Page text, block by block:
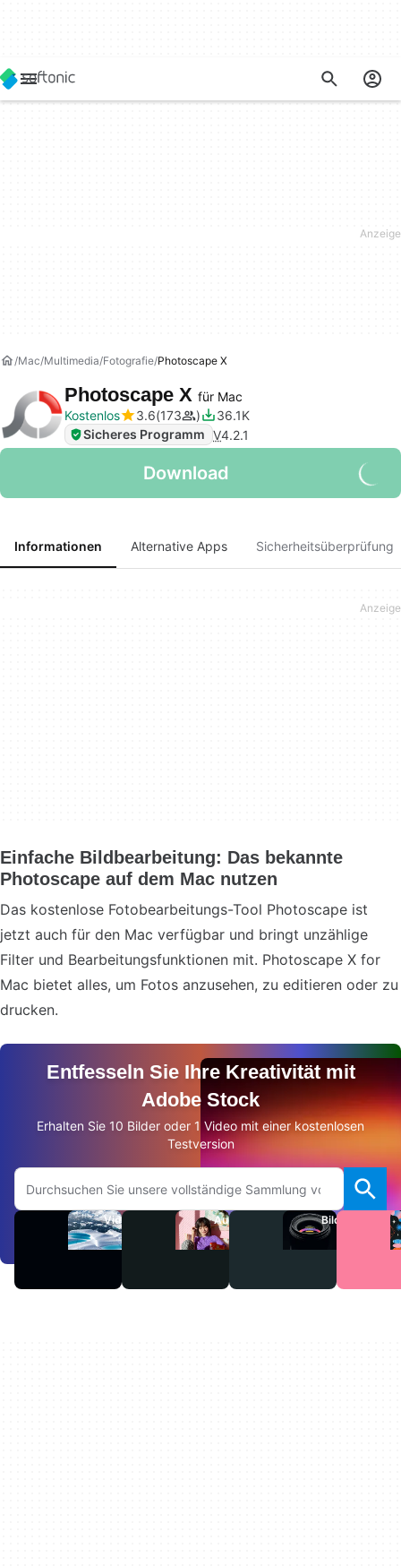
Mac Multimedia Fotografie Photoscape X
Photoscape X für Mac
Kostenlos
3.6 173
36.1K
Sicheres Programm V4.2.1
Download
Informationen Alternative Apps Sicherheitsüberprüfung
Einfache Bildbearbeitung: Das bekannte
Photoscape auf dem Mac nutzen
Das kostenlose Fotobearbeitungs-Tool Photoscape ist
jetzt auch für den Mac verfügbar und bringt unzählige
Filter und Bearbeitungsfunktionen mit. Photoscape X for
Mac bietet alles, um Fotos anzusehen, zu editieren oder zu
drucken.
Entfesseln Sie Ihre Kreativität mit
Adobe Stock
Erhalten Sie 10 Bilder oder 1 Video mit einer kostenlosen
Testversion
Auf Adobe.com suchen
Videos Audio Bilder